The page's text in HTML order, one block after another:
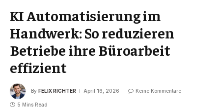
KI Automatisierung im
Handwerk: So reduzieren
Betriebe ihre Büroarbeit
effizient
By FELIX RICHTER April 16, 2026 Keine Kommentare
5 Mins Read